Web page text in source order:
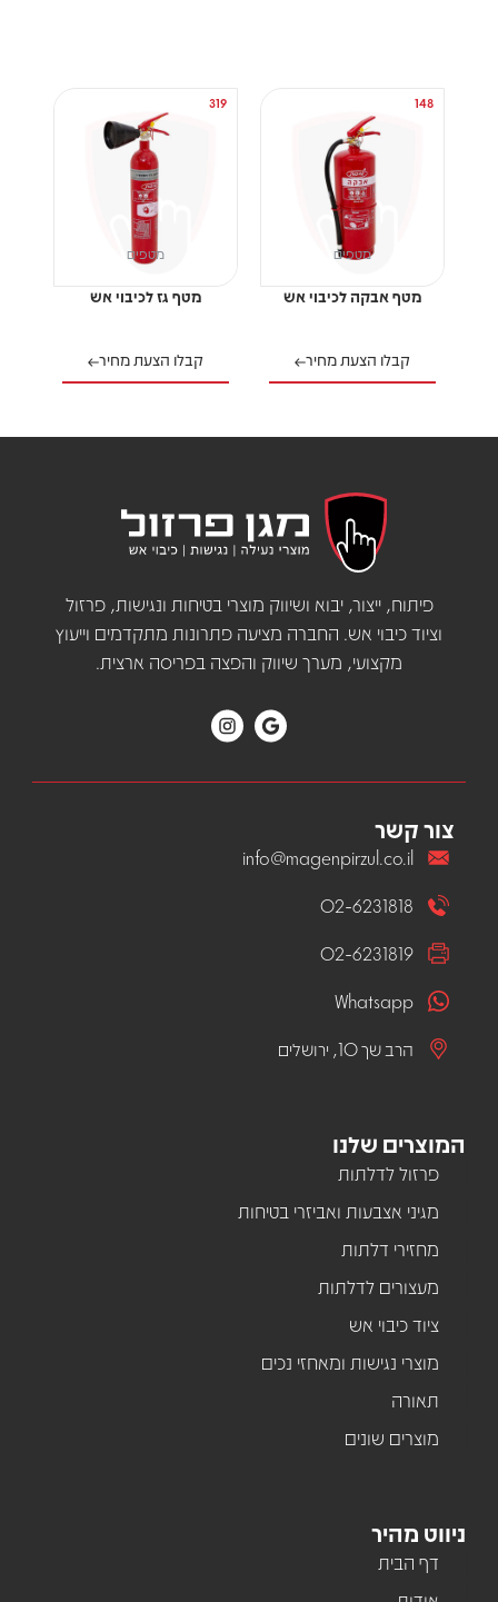
148
מטפים
מטף אבקה לכיבוי אש
קבלו הצעת מחיר
319
מטפים
מטף גז לכיבוי אש
קבלו הצעת מחיר
פיתוח, ייצור, יבוא ושיווק מוצרי בטיחות ונגישות, פרזול
וציוד כיבוי אש. החברה מציעה פתרונות מתקדמים וייעוץ
מקצועי, מערך שיווק והפצה בפריסה ארצית.
ניווט מהיר
דף הבית
המוצרים שלנו
פרזול לדלתות
מגיני אצבעות ואביזרי בטיחות
מחזירי דלתות
מעצורים לדלתות
ציוד כיבוי אש
מוצרי נגישות ומאחזי נכים
תאורה
מוצרים שונים
צור קשר
info@magenpirzul.co.il
02-6231818
02-6231819
Whatsapp
הרב שך 10, ירושלים